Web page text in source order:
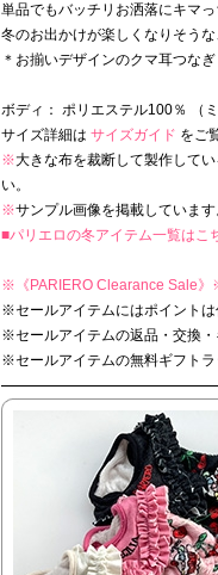
単品でもバッチリお洒落にキマっ
冬のお出かけが楽しくなりそう
＊お揃いデザインのクマ耳つなぎ
ボディ： ポリエステル100％
サイズ詳細は サイズガイド をご
※大きな布を裁断して製作して
い。
※サンプル画像を掲載していま
■パリエロの冬アイテム一覧はこ
※ 《PARIERO Clearance Sale》
※セールアイテムにはポイントは
※セールアイテムの返品・交換・
※セールアイテムの無料ギフトラ